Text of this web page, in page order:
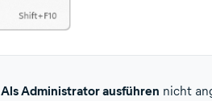
Als Administrator ausführen nicht